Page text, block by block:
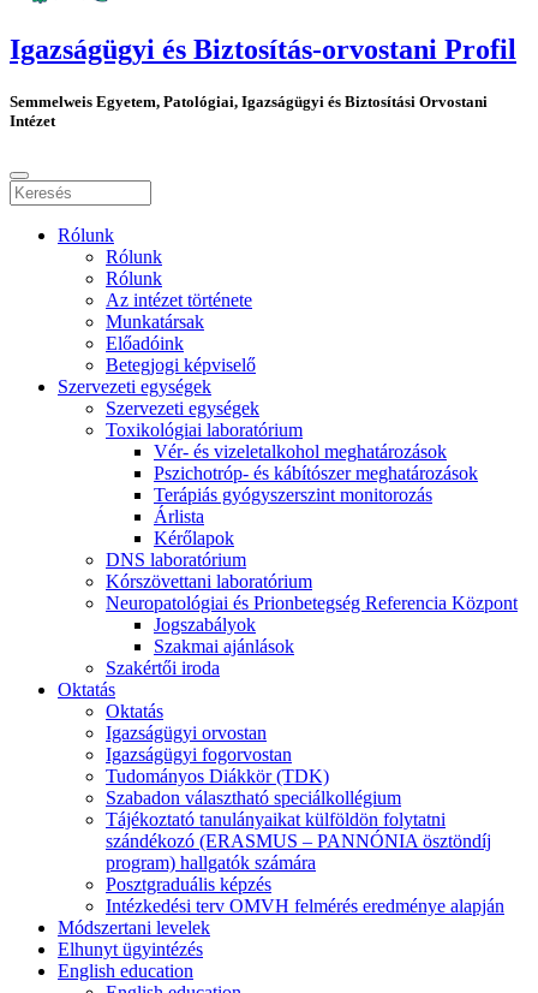
Igazságügyi és Biztosítás-orvostani Profil
Semmelweis Egyetem, Patológiai, Igazságügyi és Biztosítási Orvostani
Intézet
Rólunk
Rólunk
Rólunk
Az intézet története
Munkatársak
Előadóink
Betegjogi képviselő
Szervezeti egységek
Szervezeti egységek
Toxikológiai laboratórium
Vér- és vizeletalkohol meghatározások
Pszichotróp- és kábítószer meghatározások
Terápiás gyógyszerszint monitorozás
Árlista
Kérőlapok
DNS laboratórium
Kórszövettani laboratórium
Neuropatológiai és Prionbetegség Referencia Központ
Jogszabályok
Szakmai ajánlások
Szakértői iroda
Oktatás
Oktatás
Igazságügyi orvostan
Igazságügyi fogorvostan
Tudományos Diákkör (TDK)
Szabadon választható speciálkollégium
Tájékoztató tanulányaikat külföldön folytatni
szándékozó (ERASMUS – PANNÓNIA ösztöndíj
program) hallgatók számára
Posztgraduális képzés
Intézkedési terv OMVH felmérés eredménye alapján
Módszertani levelek
Elhunyt ügyintézés
English education